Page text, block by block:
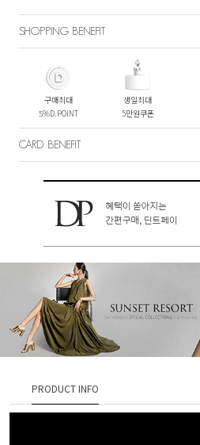
SHOPPING BENEFIT
구매최대
5%D.POINT
생일최대
5만원쿠폰
CARD BENEFIT
PRODUCT INFO